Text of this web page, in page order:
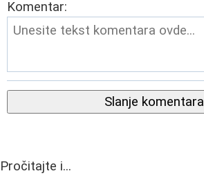
Komentar:
Slanje komentara
Pročitajte i...